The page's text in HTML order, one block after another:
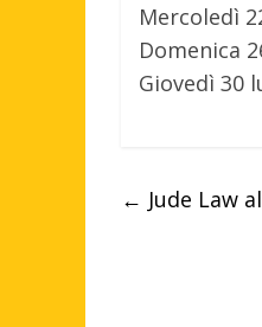
Mercoledì
Domenica
Giovedì 30
← Jude Law